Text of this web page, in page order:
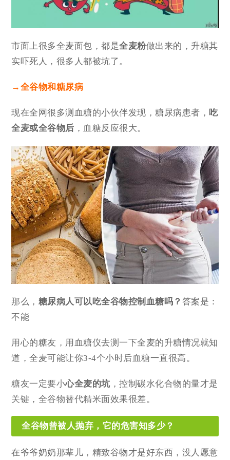
市面上很多全麦面包，都是全麦粉做出来的，升糖其
实吓死人，很多人都被坑了。
→全谷物和糖尿病
现在全网很多测血糖的小伙伴发现，糖尿病患者， 吃
全麦或全谷物后 ，血糖反应很大。
那么， 糖尿病人可以吃全谷物控制血糖吗？ 答案是：
不能
用心的糖友，用血糖仪去测一下全麦的升糖情况就知
道，全麦可能让你3-4个小时后血糖一直很高。
糖友一定要小心全麦的坑 ，控制碳水化合物的量才是
关键，全谷物替代精米面效果很差。
全谷物曾被人抛弃，它的危害知多少？
在爷爷奶奶那辈儿，精致谷物才是好东西，没人愿意